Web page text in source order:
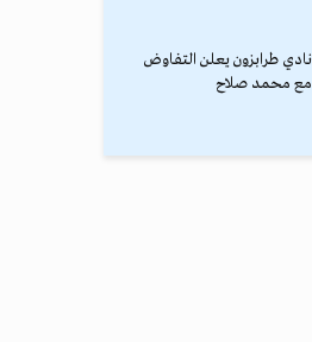
نادي طرابزون يعلن التفاوض
مع محمد صلاح